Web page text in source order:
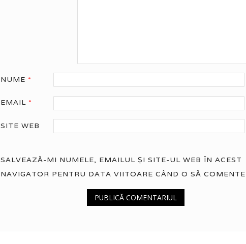
NUME *
EMAIL *
SITE WEB
SALVEAZĂ-MI NUMELE, EMAILUL ȘI SITE-UL WEB ÎN ACEST
NAVIGATOR PENTRU DATA VIITOARE CÂND O SĂ